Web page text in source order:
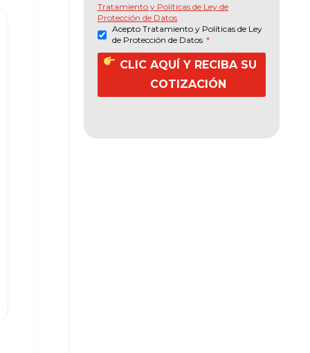
Tratamiento y Políticas de Ley de
Protección de Datos
Acepto Tratamiento y Políticas de Ley
de Protección de Datos *
CLIC AQUÍ Y RECIBA SU
COTIZACIÓN